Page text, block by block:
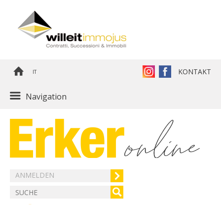
IT KONTAKT
Navigation
ANMELDEN